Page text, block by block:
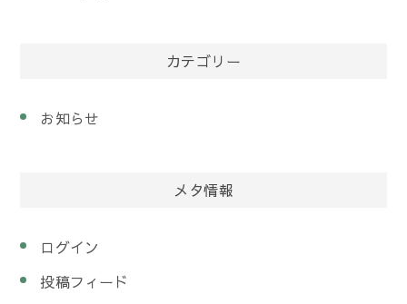
カテゴリー
お知らせ
メタ情報
ログイン
投稿フィード